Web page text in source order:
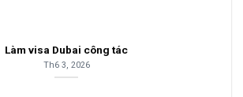
Làm visa Dubai công tác
Th6 3, 2026